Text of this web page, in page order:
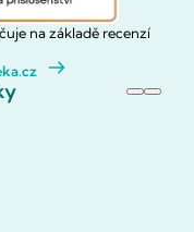
na základě recenzí